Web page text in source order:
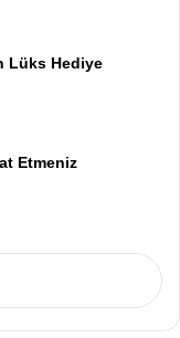
Lüks Hediye
Etmeniz